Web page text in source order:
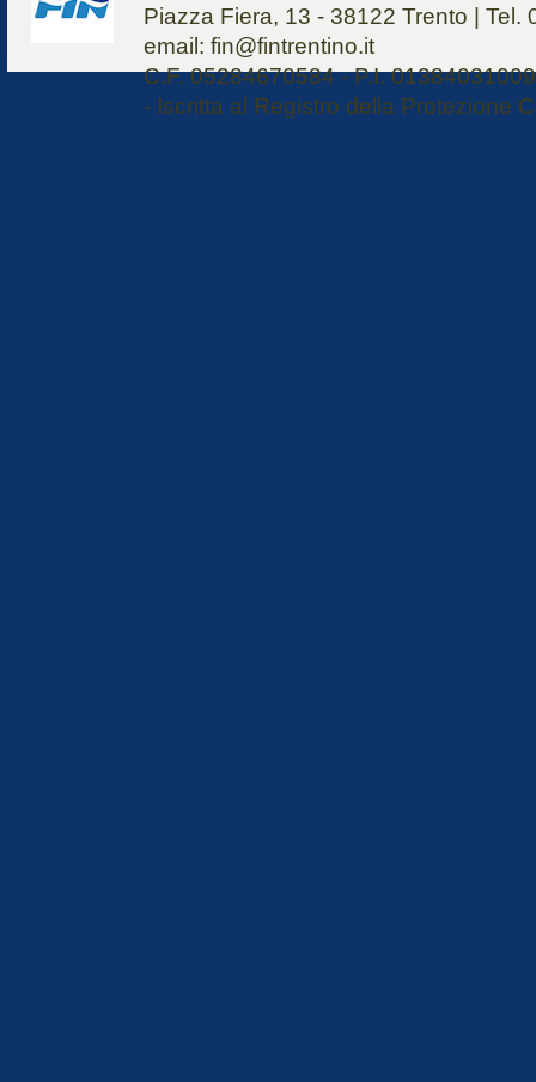
Piazza Fiera, 13 - 38122 Trento |
email: fin@fintrentino.it
C.F. 05284670584 - P.I.
- Iscritta al Registro della Protezione